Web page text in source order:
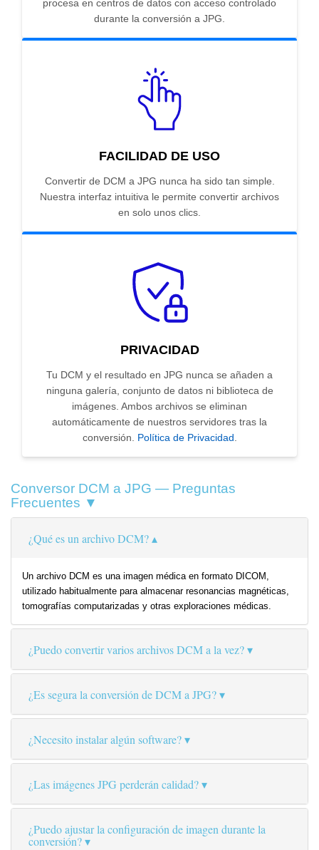
procesa en centros de datos con acceso controlado
durante la conversión a JPG.
FACILIDAD DE USO
Convertir de DCM a JPG nunca ha sido tan simple.
Nuestra interfaz intuitiva le permite convertir archivos
en solo unos clics.
PRIVACIDAD
Tu DCM y el resultado en JPG nunca se añaden a
ninguna galería, conjunto de datos ni biblioteca de
imágenes. Ambos archivos se eliminan
automáticamente de nuestros servidores tras la
conversión. Política de Privacidad.
Conversor DCM a JPG — Preguntas
Frecuentes ▼
¿Qué es un archivo DCM?
Un archivo DCM es una imagen médica en formato DICOM,
utilizado habitualmente para almacenar resonancias magnéticas,
tomografías computarizadas y otras exploraciones médicas.
¿Puedo convertir varios archivos DCM a la vez?
¿Es segura la conversión de DCM a JPG?
¿Necesito instalar algún software?
¿Las imágenes JPG perderán calidad?
¿Puedo ajustar la configuración de imagen durante la
conversión?